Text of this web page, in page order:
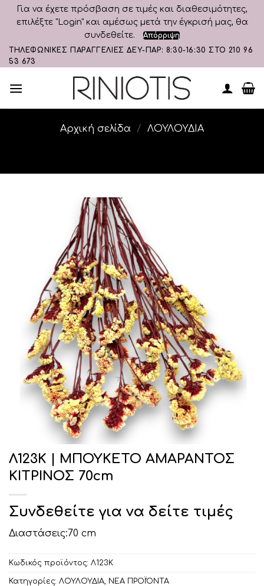
Για να έχετε πρόσβαση σε τιμές και διαθεσιμότητες,
επιλέξτε "Login" και αμέσως μετά την έγκρισή μας, θα
συνδεθείτε.
Απόρριψη
Skip
to
ΤΗΛΕΦΩΝΙΚΕΣ ΠΑΡΑΓΓΕΛΙΕΣ ΔΕΥ-ΠΑΡ: 8:30-16:30 ΣΤΟ 210 96
53 673
Αρχική σελίδα / ΛΟΥΛΟΥΔΙΑ
Λ123Κ | ΜΠΟΥΚΕΤΟ ΑΜΑΡΑΝΤΟΣ
ΚΙΤΡΙΝΟΣ 70cm
Συνδεθείτε για να δείτε τιμές
Διαστάσεις:70 cm
Κωδικός προϊόντος: Λ123Κ
Κατηγορίες: ΛΟΥΛΟΥΔΙΑ, ΝΕΑ ΠΡΟΪΌΝΤΑ